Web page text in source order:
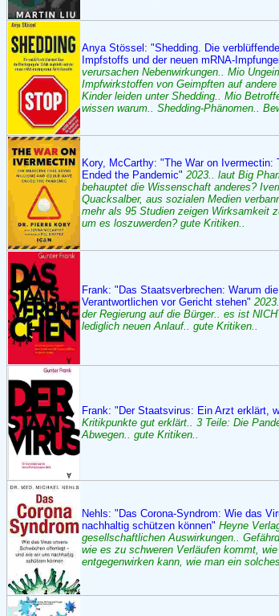
Anya Stössel: "Shedding. Die
Impfstoffs und der neuen mRNA-
verursachen Nebenwirkungen.. Mio
Impfwirkstoffen von Geimpften auf
Kinder leiden unter Shedding.. Mio
wissen warum.. Shedding-Phänomen..
Kory, McCarthy: "The War on
Ended the Pandemic" 2023.. laut Big
behauptet die Wissenschaft anderes?
Quacksalber, aus sozialen Medien
mehr als 95 Studien zeigen Wirksamkeit
um es loszuwerden? gute Kritiken..
Frank: "Das Staatsverbrechen: Warum
Verantwortlichen vor Gericht stehen"
der Regierung auf die Bürger.. es ist
lediglich neuen Anlauf.. gute Kritiken..
Frank: "Der Staatsvirus: Ein Arzt erklärt,
Kritikpunkte gut erklärt.. 3 Teile: Die
Abwegen.. gute Kritiken..
Nehls: "Das Corona-Syndrom: Wie das
nachhaltig schützen können" Heyne
gesellschaftlichen Auswirkungen..
wie es zu schweren Verläufen kommt,
entgegenwirken kann, wie man ein